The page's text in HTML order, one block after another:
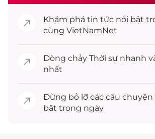
Khám phá tin tức nổi bật
cùng VietNamNet
Dòng chảy Thời sự nhanh
nhất
Đừng bỏ lỡ các câu chuyện
bật trong ngày